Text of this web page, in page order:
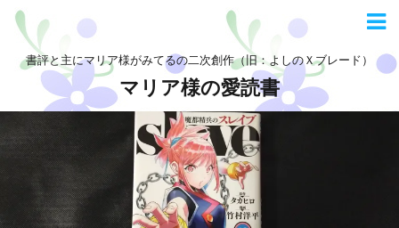
書評と主にマリア様がみてるの二次創作（旧：よしのＸブレード）
マリア様の愛読書